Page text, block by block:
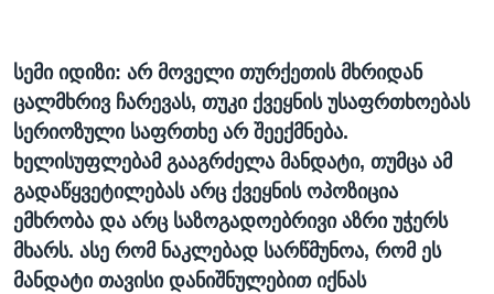
სემი იდიზი: არ მოველი თურქეთის მხრიდან
ცალმხრივ ჩარევას, თუკი ქვეყნის უსაფრთხოებას
სერიოზული საფრთხე არ შეექმნება.
ხელისუფლებამ გააგრძელა მანდატი, თუმცა ამ
გადაწყვეტილებას არც ქვეყნის ოპოზიცია
ემხრობა და არც საზოგადოებრივი აზრი უჭერს
მხარს. ასე რომ ნაკლებად სარწმუნოა, რომ ეს
მანდატი თავისი დანიშნულებით იქნას